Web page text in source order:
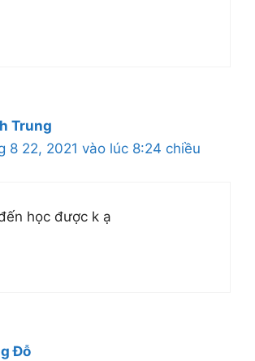
Trung
8 22, 2021 vào lúc 8:24 chiều
học được k ạ
Đỗ